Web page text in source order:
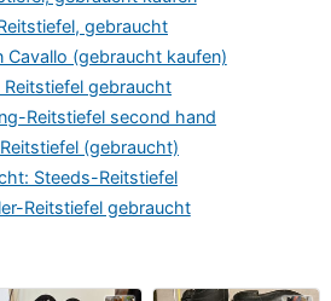
gebraucht
Cavallo (gebraucht kaufen)
Reitstiefel gebraucht
Reitstiefel second hand
(gebraucht)
Steeds-Reitstiefel
Reitstiefel gebraucht